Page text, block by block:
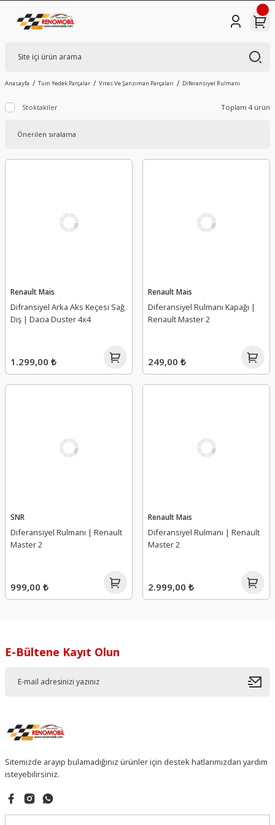
Anasayfa Tüm Yedek Parçalar Vites Ve Şanzıman Parçaları Diferansiyel Rulmanı
Stoktakiler Toplam 4 ürün
Renault Mais
Difransiyel Arka Aks Keçesi Sağ
Dış | Dacia Duster 4x4
1.299,00 ₺
Renault Mais
Diferansiyel Rulmanı Kapağı |
Renault Master 2
249,00 ₺
SNR
Diferansiyel Rulmanı | Renault
Master 2
999,00 ₺
Renault Mais
Diferansiyel Rulmanı | Renault
Master 2
2.999,00 ₺
E-Bültene Kayıt Olun
Sitemizde arayıp bulamadığınız ürünler için destek hatlarımızdan yardım
isteyebilirsiniz.